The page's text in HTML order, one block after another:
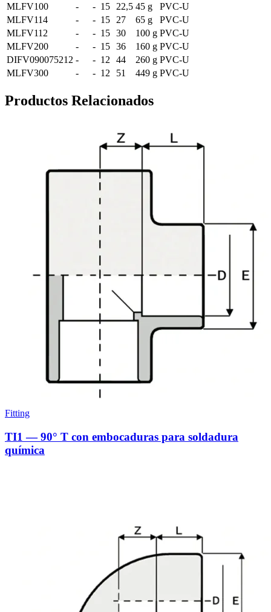
MLFV100
- - 15 22,5 45 g
PVC-U
MLFV114
- - 15 27 65 g
PVC-U
MLFV112
- - 15 30 100 g PVC-U
MLFV200
- - 15 36 160 g PVC-U
DIFV090075212 - - 12 44 260 g PVC-U
MLFV300
- - 12 51 449 g PVC-U
Productos Relacionados
Fitting
TI1 — 90° T con embocaduras para soldadura
química